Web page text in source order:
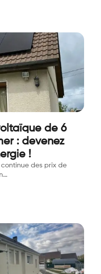
de 6
: devenez
!
des prix de